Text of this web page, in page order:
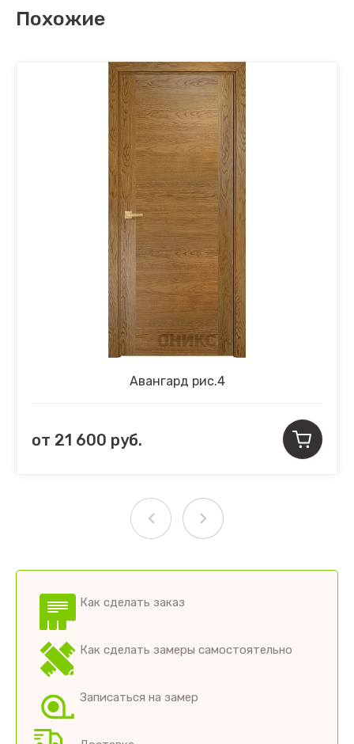
Как сделать заказ
Как сделать замеры самостоятельно
Записаться на замер
Похожие
Авангард рис.4
от 21 600 руб.